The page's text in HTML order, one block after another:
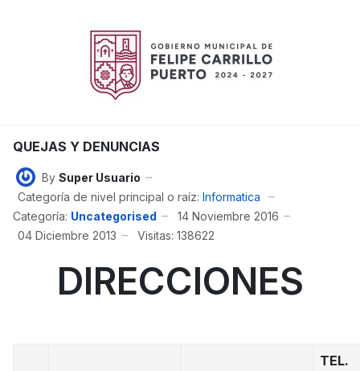
QUEJAS Y DENUNCIAS
By Super Usuario
Categoría de nivel principal o raíz: Informatica
Categoría: Uncategorised
14 Noviembre 2016
04 Diciembre 2013
Visitas: 138622
DIRECCIONES
TEL.